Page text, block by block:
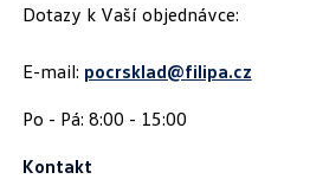
Dotazy k Vaší objednávce:
E-mail: pocrsklad@filipa.cz
Kontakt